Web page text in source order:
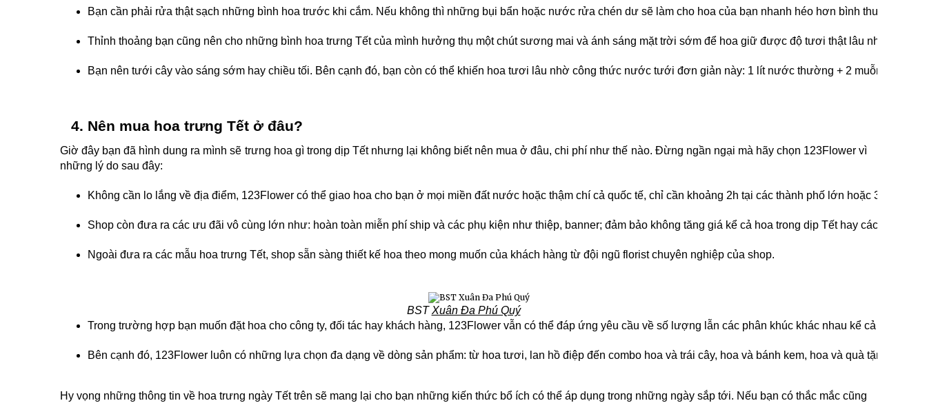
Bạn cần phải rửa thật sạch những bình hoa trước khi cắm. Nếu không thì những bụi bẩn hoặc nước rửa chén dư sẽ làm cho hoa của bạn nhanh héo hơn bình thường đấy.
Thỉnh thoảng bạn cũng nên cho những bình hoa trưng Tết của mình hưởng thụ một chút sương mai và ánh sáng mặt trời sớm để hoa giữ được độ tươi thật lâu nhé.
Bạn nên tưới cây vào sáng sớm hay chiều tối. Bên cạnh đó, bạn còn có thể khiến hoa tươi lâu nhờ công thức nước tưới đơn giản này: 1 lít nước thường + 2 muỗng nước
Nên mua hoa trưng Tết ở đâu?
Giờ đây bạn đã hình dung ra mình sẽ trưng hoa gì trong dịp Tết nhưng lại không biết nên mua ở đâu, chi phí như thế nào. Đừng ngần ngại mà hãy chọn 123Flower vì
những lý do sau đây:
Không cần lo lắng về địa điểm, 123Flower có thể giao hoa cho bạn ở mọi miền đất nước hoặc thậm chí cả quốc tế, chỉ cần khoảng 2h tại các thành phố lớn hoặc 3h đối với
Shop còn đưa ra các ưu đãi vô cùng lớn như: hoàn toàn miễn phí ship và các phụ kiện như thiệp, banner; đảm bảo không tăng giá kể cả hoa trong dịp Tết hay các lễ khác
Ngoài đưa ra các mẫu hoa trưng Tết, shop sẵn sàng thiết kế hoa theo mong muốn của khách hàng từ đội ngũ florist chuyên nghiệp của shop.
BSTXuân Đa Phú Quý
Trong trường hợp bạn muốn đặt hoa cho công ty, đối tác hay khách hàng, 123Flower vẫn có thể đáp ứng yêu cầu về số lượng lẫn các phân khúc khác nhau kể cả trung và
Bên cạnh đó, 123Flower luôn có những lựa chọn đa dạng về dòng sản phẩm: từ hoa tươi, lan hồ điệp đến combo hoa và trái cây, hoa và bánh kem, hoa và quà tặng theo
Hy vọng những thông tin về hoa trưng ngày Tếttrên sẽ mang lại cho bạn những kiến thức bổ ích có thể áp dụng trong những ngày sắp tới. Nếu bạn có thắc mắc cũng